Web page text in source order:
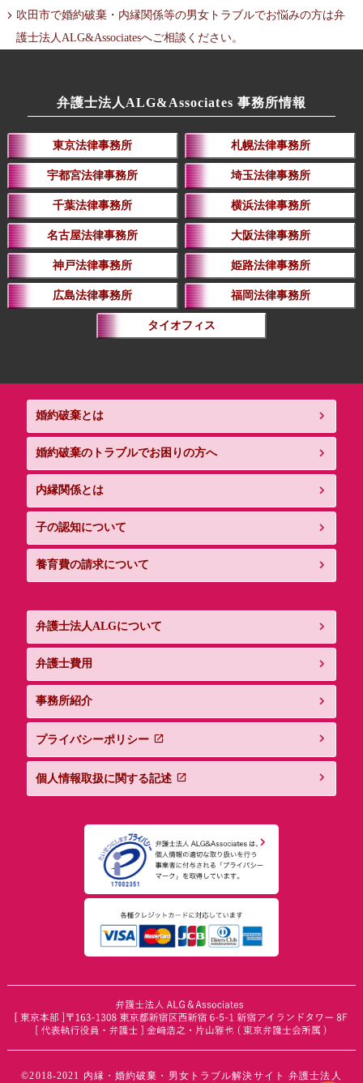
吹田市で婚約破棄・内縁関係等の男女トラブルでお悩みの方は弁
護士法人ALG&Associatesへご相談ください。
弁護士法人ALG&Associates 事務所情報
東京法律事務所 札幌法律事務所
宇都宮法律事務所 埼玉法律事務所
千葉法律事務所 横浜法律事務所
名古屋法律事務所 大阪法律事務所
神戸法律事務所 姫路法律事務所
広島法律事務所 福岡法律事務所
タイオフィス
婚約破棄とは
婚約破棄のトラブルでお困りの方へ
内縁関係とは
子の認知について
養育費の請求について
弁護士法人ALGについて
弁護士費用
事務所紹介
プライバシーポリシー
個人情報取扱に関する記述
©2018-2021 内縁・婚約破棄・男女トラブル解決サイト 弁護士法人